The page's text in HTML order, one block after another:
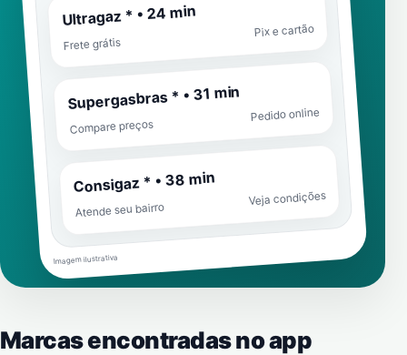
Ultragaz * • 24 min
Frete grátis
Pix e cartão
Supergasbras * • 31 min
Compare preços
Pedido online
Consigaz * • 38 min
Atende seu bairro
Veja condições
Imagem ilustrativa
Marcas encontradas no app